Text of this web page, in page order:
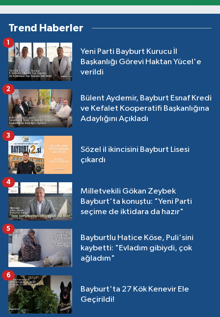
Trend Haberler
Yeni Parti Bayburt Kurucu İl
Başkanlığı Görevi Haktan Yücel'e
verildi
1
Bülent Aydemir, Bayburt Esnaf Kredi
ve Kefalet Kooperatifi Başkanlığına
Adaylığını Açıkladı
2
Sözel il ikincisini Bayburt Lisesi
çıkardı
3
Milletvekili Gökan Zeybek
Bayburt'ta konuştu: "Yeni Parti
seçime de iktidara da hazır"
4
Bayburtlu Hatice Köse, Puli'sini
kaybetti: "Evladım gibiydi, çok
ağladım"
5
Bayburt'ta 27 Kök Kenevir Ele
Geçirildi!
6